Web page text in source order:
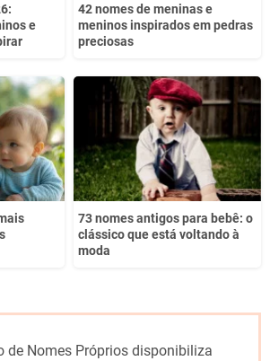
e
42 nomes de meninas e
meninos inspirados em pedras
preciosas
73 nomes antigos para bebê: o
clássico que está voltando à
moda
de Nomes Próprios disponibiliza